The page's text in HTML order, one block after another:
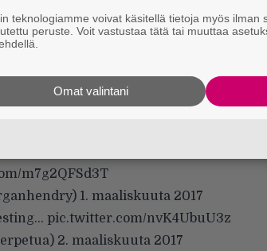
twiittigalleriaksi, ja onhan tuo vähän
Kenties artisti vielä
m7g2QFSd3T
1. maaliskuuta 2017
pic.twitter.com/nvK4UbuU3z
2. maaliskuuta 2017
teknologiamme voivat käsitellä tietoja myös ilman
peruste. Voit vastustaa tätä tai muuttaa
Omat valintani